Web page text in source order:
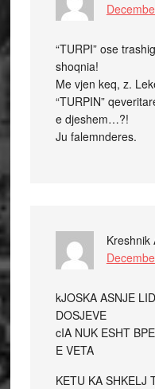
“TURPI” ose
shoqnia!
Me vjen keq, z.
“TURPIN”
e djeshem…?!
Ju falemnderes.
Kreshnik
kJOSKA ASNJE
DOSJEVE
cIA NUK ESHT
E VETA
KETU KA SHKELJ